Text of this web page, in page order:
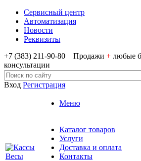
Сервисный центр
Автоматизация
Новости
Реквизиты
+7 (383) 211-90-80 Продажи + любые
консультации
Вход Регистрация
Меню
Каталог товаров
Услуги
Доставка и оплата
Контакты